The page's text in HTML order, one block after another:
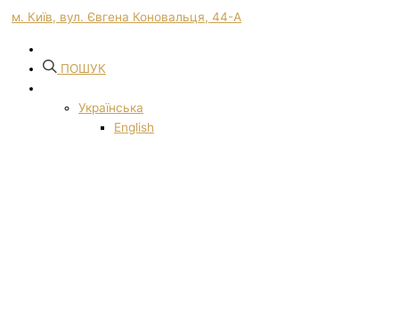
м. Київ, вул. Євгена Коновальця, 44-А
ПОШУК
Українська
English